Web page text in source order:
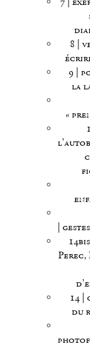
8 |
9 |
la
«
|
Perec,
14 |
du